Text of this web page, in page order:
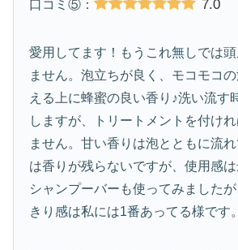
口コミ⑤： 7.0
愛用してます！もうこれ無しでは
ません。泡立ちが良く、モコモコ
える上に蜂蜜の良い香り♪洗い流す
しますが、トリートメントを付け
ません。甘い香りは泡とともに流
は香りが残らないですが、使用感
シャンプーバーも使ってみました
きり感は私には1番あってる様です。